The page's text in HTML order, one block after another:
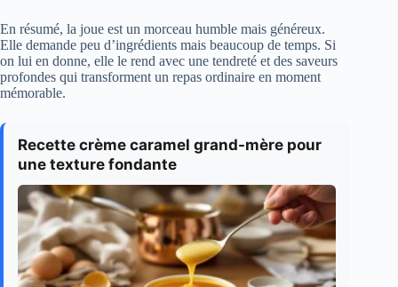
En résumé, la joue est un morceau humble mais généreux.
Elle demande peu d’ingrédients mais beaucoup de temps. Si
on lui en donne, elle le rend avec une tendreté et des saveurs
profondes qui transforment un repas ordinaire en moment
mémorable.
Recette crème caramel grand-mère pour
une texture fondante